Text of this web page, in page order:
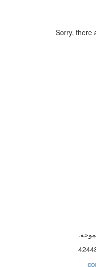
Sorry, there